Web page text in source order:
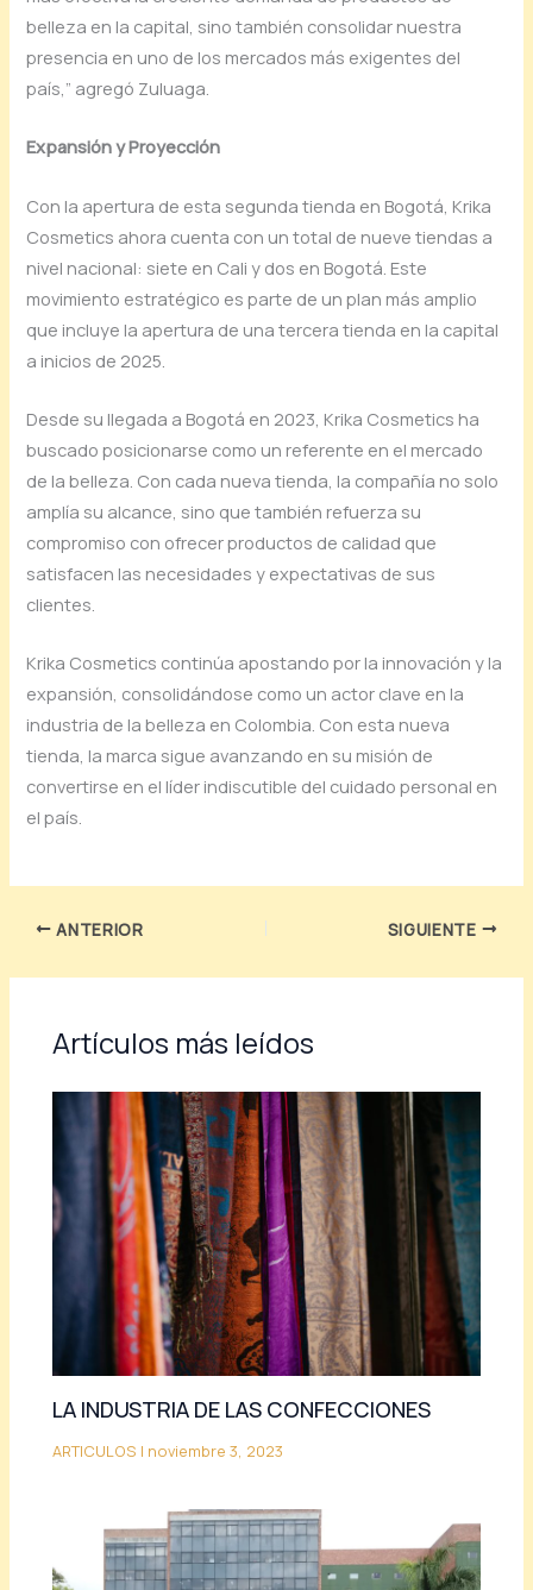
belleza en la capital, sino también consolidar nuestra
presencia en uno de los mercados más exigentes del
país,” agregó Zuluaga.
Expansión y Proyección
Con la apertura de esta segunda tienda en Bogotá, Krika
Cosmetics ahora cuenta con un total de nueve tiendas a
nivel nacional: siete en Cali y dos en Bogotá. Este
movimiento estratégico es parte de un plan más amplio
que incluye la apertura de una tercera tienda en la capital
a inicios de 2025.
Desde su llegada a Bogotá en 2023, Krika Cosmetics ha
buscado posicionarse como un referente en el mercado
de la belleza. Con cada nueva tienda, la compañía no solo
amplía su alcance, sino que también refuerza su
compromiso con ofrecer productos de calidad que
satisfacen las necesidades y expectativas de sus
clientes.
Krika Cosmetics continúa apostando por la innovación y la
expansión, consolidándose como un actor clave en la
industria de la belleza en Colombia. Con esta nueva
tienda, la marca sigue avanzando en su misión de
convertirse en el líder indiscutible del cuidado personal en
el país.
ANTERIOR SIGUIENTE
Artículos más leídos
LA INDUSTRIA DE LAS CONFECCIONES
ARTICULOS | noviembre 3, 2023